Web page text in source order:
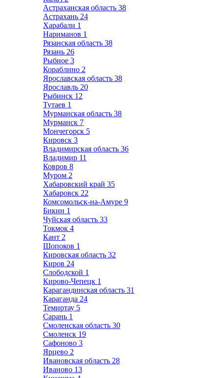
Астраханская область 38
Астрахань 24
Харабали 1
Нариманов 1
Рязанская область 38
Рязань 26
Рыбное 3
Кораблино 2
Ярославская область 38
Ярославль 20
Рыбинск 12
Тутаев 1
Мурманская область 38
Мурманск 7
Мончегорск 5
Кировск 3
Владимирская область 36
Владимир 11
Ковров 8
Муром 2
Хабаровский край 35
Хабаровск 22
Комсомольск-на-Амуре 9
Бикин 1
Чуйская область 33
Токмок 4
Кант 2
Шопоков 1
Кировская область 32
Киров 24
Слободской 1
Кирово-Чепецк 1
Карагандинская область 31
Караганда 24
Темиртау 5
Сарань 1
Смоленская область 30
Смоленск 19
Сафоново 3
Ярцево 2
Ивановская область 28
Иваново 13